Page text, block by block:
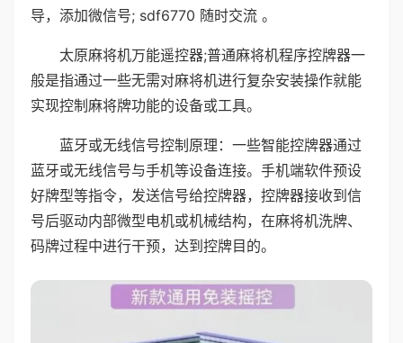
导，添加微信号; sdf6770 随时交流 。
太原麻将机万能遥控器;普通麻将机程序控牌器一
般是指通过一些无需对麻将机进行复杂安装操作就能
实现控制麻将牌功能的设备或工具。
蓝牙或无线信号控制原理：一些智能控牌器通过
蓝牙或无线信号与手机等设备连接。手机端软件预设
好牌型等指令，发送信号给控牌器，控牌器接收到信
号后驱动内部微型电机或机械结构，在麻将机洗牌、
码牌过程中进行干预，达到控牌目的。